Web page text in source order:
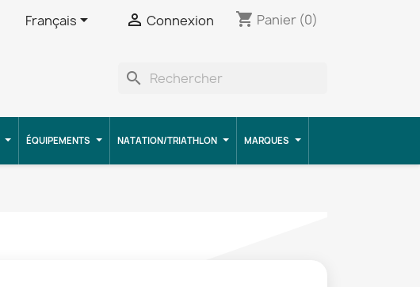
Français  Connexion shopping_cart Panier (0)
search
ÉQUIPEMENTS NATATION/TRIATHLON MARQUES